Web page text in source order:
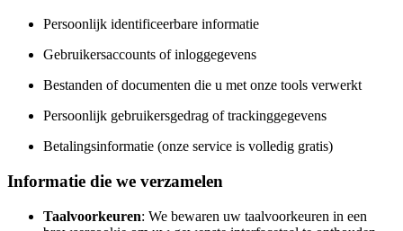
Persoonlijk identificeerbare informatie
Gebruikersaccounts of inloggegevens
Bestanden of documenten die u met onze tools verwerkt
Persoonlijk gebruikersgedrag of trackinggegevens
Betalingsinformatie (onze service is volledig gratis)
Informatie die we verzamelen
Taalvoorkeuren: We bewaren uw taalvoorkeuren in een